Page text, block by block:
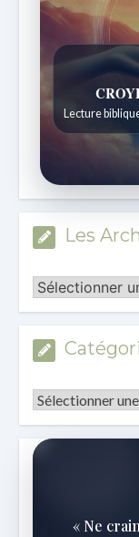
Réflexions
Les
Les
Archives
Catégories
« Ne